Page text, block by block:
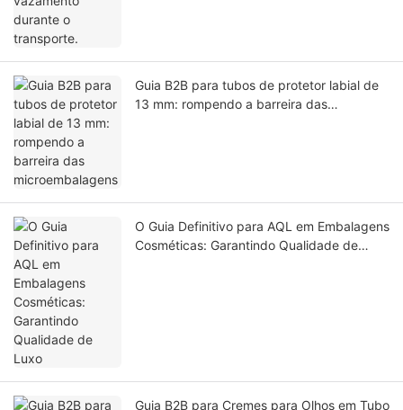
Guia B2B para tubos de protetor labial de
13 mm: rompendo a barreira das
O Guia Definitivo para AQL em Embalagens
Cosméticas: Garantindo Qualidade de
Guia B2B para Cremes para Olhos em Tubo